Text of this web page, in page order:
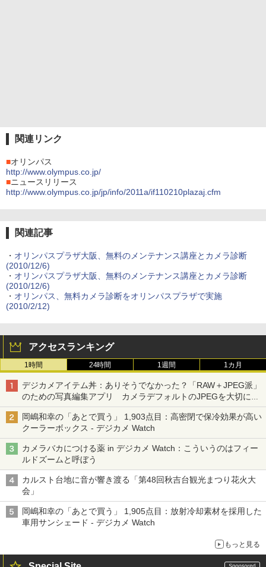
関連リンク
■オリンパス
http://www.olympus.co.jp/
■ニュースリリース
http://www.olympus.co.jp/jp/info/2011a/if110210plazaj.cfm
関連記事
・ オリンパスプラザ大阪、無料のメンテナンス講座とカメラ診断
(2010/12/6)
・ オリンパスプラザ大阪、無料のメンテナンス講座とカメラ診断
(2010/12/6)
・ オリンパス、無料カメラ診断をオリンパスプラザで実施
(2010/2/12)
アクセスランキング
1時間 24時間 1週間 1カ月
デジカメアイテム丼：ありそうでなかった？「RAW＋JPEG派」
のための写真編集アプリ カメラデフォルトのJPEGを大切にす
る「Filmator」
岡嶋和幸の「あとで買う」 1,903点目：高密閉で保冷効果が高い
クーラーボックス - デジカメ Watch
カメラバカにつける薬 in デジカメ Watch：こういうのはフィー
ルドズームと呼ぼう
カルスト台地に音が響き渡る「第48回秋吉台観光まつり花火大
会」
岡嶋和幸の「あとで買う」 1,905点目：放射冷却素材を採用した
車用サンシェード - デジカメ Watch
もっと見る